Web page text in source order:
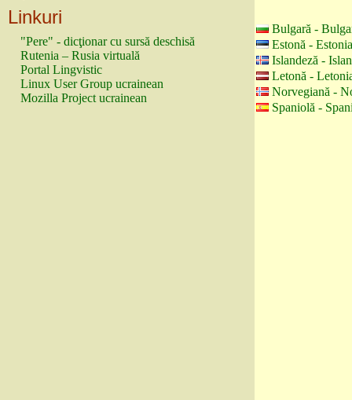
Linkuri
"Pere" - dicţionar cu sursă deschisă
Rutenia – Rusia virtuală
Portal Lingvistic
Linux User Group ucrainean
Mozilla Project ucrainean
Bulgară -
Estonă - Estonia
Islandeză -
Letonă -
Norvegiană -
Spaniolă -